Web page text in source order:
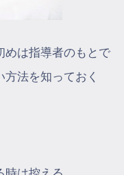
めは指導者のもとで
法を知っておく